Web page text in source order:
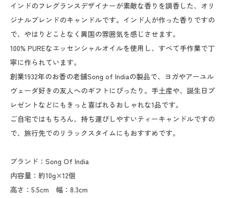
インドのフレグランスデザイナーが素敵な香りを調香した、オリ
ジナルブレンドのキャンドルです。インド人が作った香りですの
で、やはりどことなく異国の雰囲気を感じさせます。
100% PUREなエッセンシャルオイルを使用し、すべて手作業で丁
寧に作られています。
創業1932年のお香の老舗Song of Indiaの製品で、ヨガやアーユル
ヴェーダ好きの友人へのギフトにぴったり。手土産や、誕生日プ
レゼントなどにもきっと喜ばれるおしゃれな1品です。
ご自宅ではもちろん、持ち運びしやすいティーキャンドルですの
で、旅行先でのリラックスタイムにもおすすめです。
ブランド：Song Of India
内容量：約10g×12個
高さ：5.5cm 幅：8.3cm